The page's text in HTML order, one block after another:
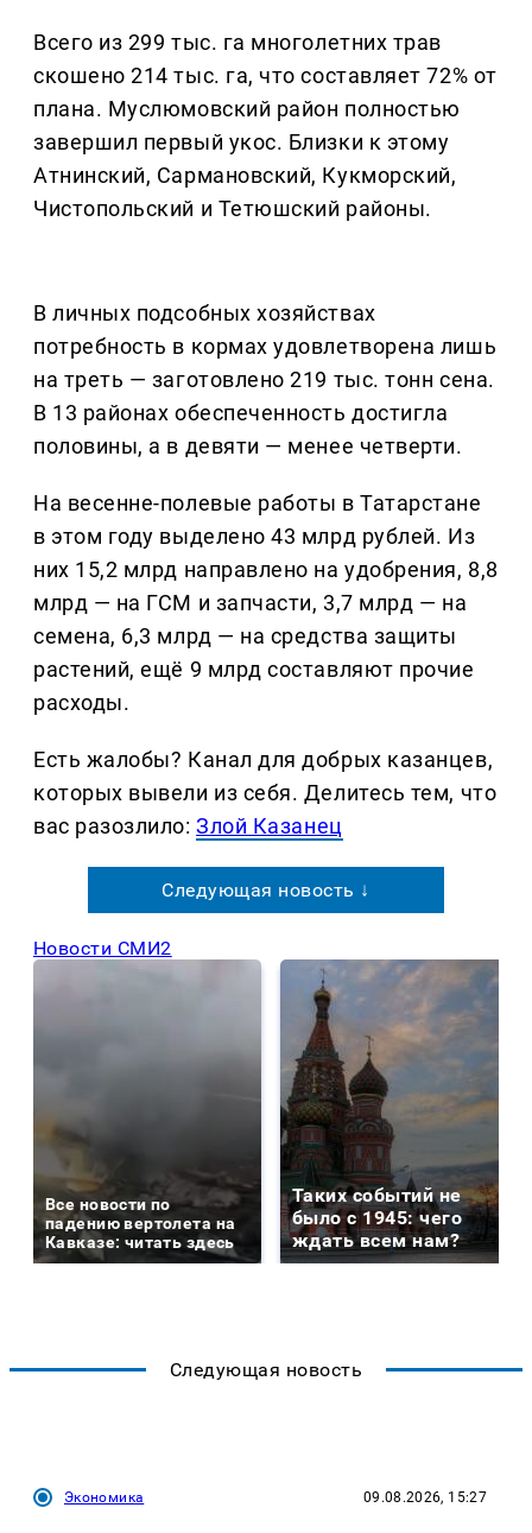
Всего из 299 тыс. га многолетних трав
скошено 214 тыс. га, что составляет 72% от
плана. Муслюмовский район полностью
завершил первый укос. Близки к этому
Атнинский, Сармановский, Кукморский,
Чистопольский и Тетюшский районы.
В личных подсобных хозяйствах
потребность в кормах удовлетворена лишь
на треть — заготовлено 219 тыс. тонн сена.
В 13 районах обеспеченность достигла
половины, а в девяти — менее четверти.
На весенне-полевые работы в Татарстане
в этом году выделено 43 млрд рублей. Из
них 15,2 млрд направлено на удобрения, 8,8
млрд — на ГСМ и запчасти, 3,7 млрд — на
семена, 6,3 млрд — на средства защиты
растений, ещё 9 млрд составляют прочие
расходы.
Есть жалобы? Канал для добрых казанцев,
которых вывели из себя. Делитеcь тем, что
вас разозлило:Злой Казанец
Следующая новость ↓
Новости СМИ2
Все новости по
падению вертолета на
Кавказе: читать здесь
Таких событий не
было с 1945: чего
ждать всем нам?
Следующая новость
Экономика 09.08.2026, 15:27